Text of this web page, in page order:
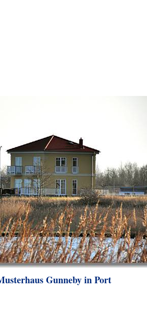
Gunneby in Port